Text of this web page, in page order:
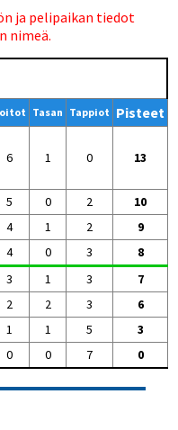
ja pelipaikan tiedot
nimeä.
Tasan Tappiot Pisteet
6 1 0 13
5 0 2
10
4 1 2
9
4 0 3
8
3 1 3
7
2 2 3
6
1 1 5
3
0 0 7 0